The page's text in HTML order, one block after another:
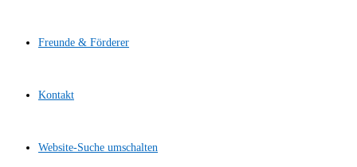
Freunde & Förderer
Kontakt
Website-Suche umschalten